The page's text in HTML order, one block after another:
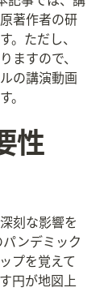
著作者の研
。ただし、
ますので、
の講演動画
。
性
刻な影響を
ンデミック
プを覚えて
円が地図上